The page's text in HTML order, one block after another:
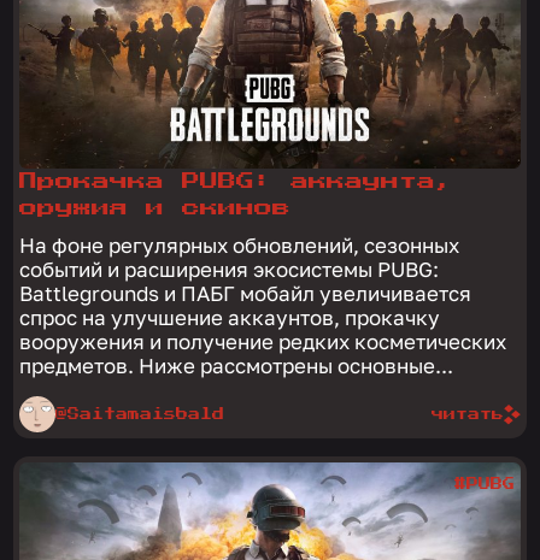
Прокачка PUBG: аккаунта,
оружия и скинов
На фоне регулярных обновлений, сезонных
событий и расширения экосистемы PUBG:
Battlegrounds и ПАБГ мобайл увеличивается
спрос на улучшение аккаунтов, прокачку
вооружения и получение редких косметических
предметов. Ниже рассмотрены основные...
@Saitamaisbald читать
#PUBG